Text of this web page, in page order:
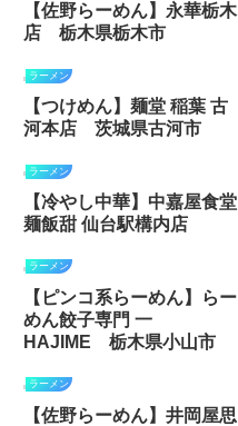
【佐野らーめん】永華栃木
店 栃木県栃木市
ラーメン
【つけめん】麺堂 稲葉 古
河本店 茨城県古河市
ラーメン
【冷やし中華】中嘉屋食堂
麺飯甜 仙台駅構内店
ラーメン
【ピンコ系らーめん】らー
めん餃子専門 一
HAJIME 栃木県小山市
ラーメン
【佐野らーめん】井岡屋思